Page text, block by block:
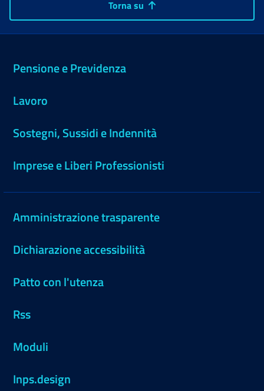
Torna su
Pensione e Previdenza
Lavoro
Sostegni, Sussidi e Indennità
Imprese e Liberi Professionisti
Amministrazione trasparente
Dichiarazione accessibilità
Patto con l'utenza
Rss
Moduli
Inps.design